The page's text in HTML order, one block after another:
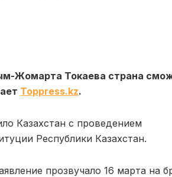
Жомарта Токаева страна
Toppress.kz.
Казахстан с проведением
Республики Казахстан.
прозвучало 16 марта на